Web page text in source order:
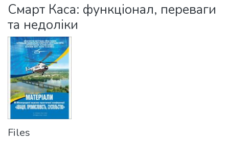
Statistics
Смарт Каса: функціонал, переваги
та недоліки
Files